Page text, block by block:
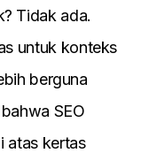
Tidak ada.
untuk konteks
berguna
SEO
atas kertas